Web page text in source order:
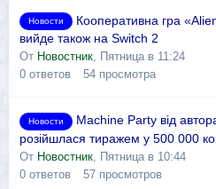
Новости
Кооперативна гра
вийде також на Switch 2
От Новостник, Пятница в 11:24
0 ответов 54 просмотра
Новости
Machine Party від
розійшлася тиражем у 500 000
От Новостник Пятница в 10:44
0 ответов 57 просмотров